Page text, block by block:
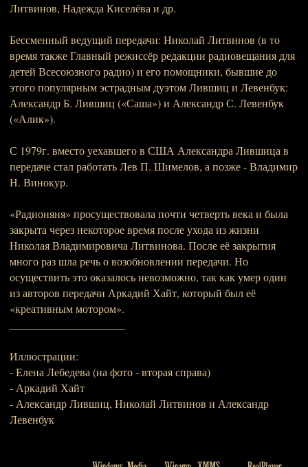
Литвинов, Надежда Киселёва и др.
Бессменный ведущий передачи: Николай Литвинов (в то
время также Главный режиссёр редакции радиовещания для
детей Всесоюзного радио) и его помощники, бывшие до
этого популярным эстрадным дуэтом Лившиц и Левенбук:
Александр Б. Лившиц («Саша») и Александр С. Левенбук
(«Алик»).
С 1979г. вместо уехавшего в США Александра Лившица в
передаче стал работать Лев П. Шимелов, а позже - Владимир
Н. Винокур.
«Радионяня» просуществовала почти четверть века и была
закрыта через некоторое время после ухода из жизни
Николая Владимировича Литвинова. После её закрытия
много раз шла речь о возобновлении передачи. Но
осуществить это оказалось невозможно, так как умер один
из авторов передачи Аркадий Хайт, который был её
«креативным мотором».
Иллюстрации:
- Елена Лебедева (на фото - вторая справа)
- Аркадий Хайт
- Александр Лившиц, Николай Литвинов и Александр
Левенбук